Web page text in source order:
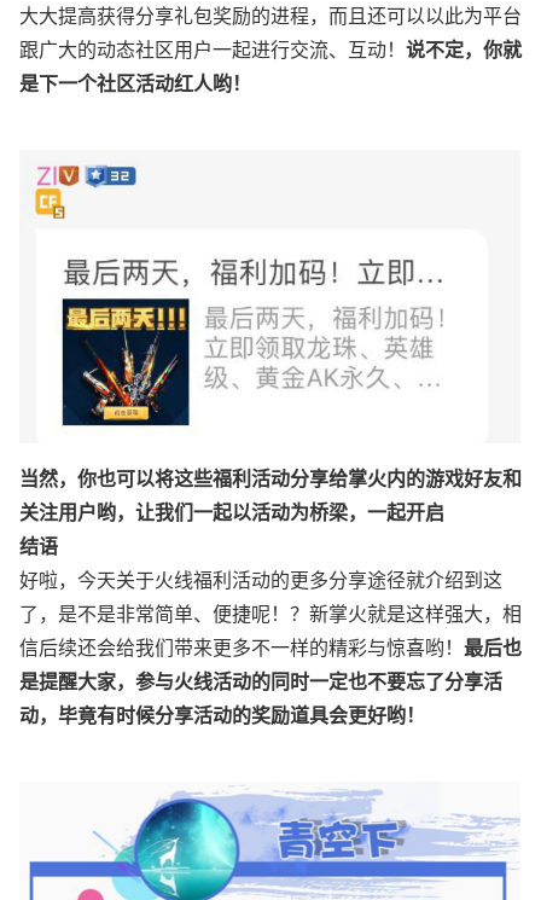
大大提高获得分享礼包奖励的进程，而且还可以以此为平台
跟广大的动态社区用户一起进行交流、互动！ 说不定，你就
是下一个社区活动红人哟！
当然，你也可以将这些福利活动分享给掌火内的游戏好友和
关注用户哟，让我们一起以活动为桥梁，一起开启
结语
好啦，今天关于火线福利活动的更多分享途径就介绍到这
了，是不是非常简单、便捷呢！？新掌火就是这样强大，相
信后续还会给我们带来更多不一样的精彩与惊喜哟！ 最后也
是提醒大家，参与火线活动的同时一定也不要忘了分享活
动，毕竟有时候分享活动的奖励道具会更好哟！